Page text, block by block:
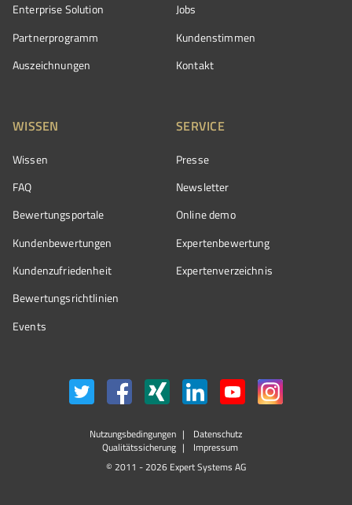
Enterprise Solution
Partnerprogramm
Auszeichnungen
Jobs
Kundenstimmen
Kontakt
WISSEN
Wissen
FAQ
Bewertungsportale
Kundenbewertungen
Kundenzufriedenheit
Bewertungs­richtlinien
Events
SERVICE
Presse
Newsletter
Online demo
Expertenbewertung
Expertenverzeichnis
Nutzungsbedingungen
Datenschutz
Qualitätssicherung
Impressum
© 2011 - 2026 Expert Systems AG